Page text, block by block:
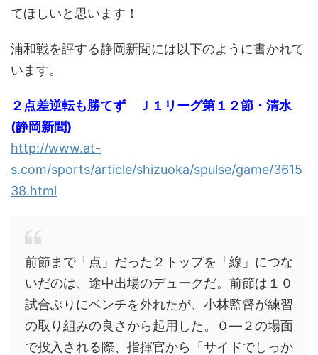
てほしいと思います！
浦和戦を評する静岡新聞には以下のように書かれて
います。
２点差逆転も勝てず Ｊ１リーグ第１２節・清水
(静岡新聞)
http://www.at-
s.com/sports/article/shizuoka/spulse/game/3615
38.html
前節まで「点」だった２トップを「線」につな
いだのは、途中出場のデュークだ。前節は１０
試合ぶりにベンチを外れたが、小林監督が練習
の取り組みの良さから起用した。０―２の場面
で投入される際、指揮官から「サイドでしっか